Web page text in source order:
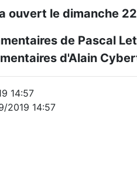
ouvert le dimanche
de Pascal
d'Alain
14:57
2019 14:57